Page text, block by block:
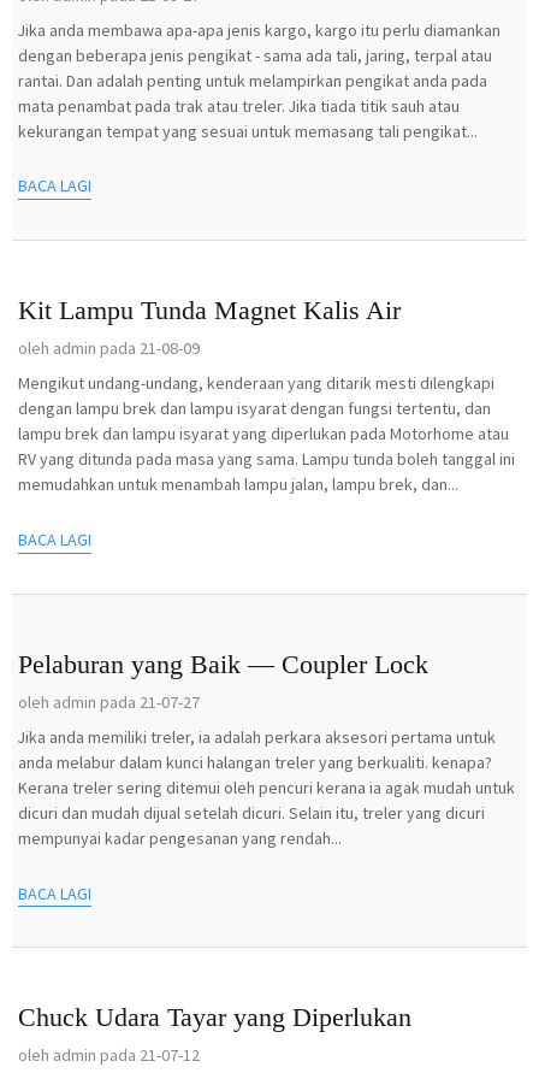
Jika anda membawa apa-apa jenis kargo, kargo itu perlu diamankan
dengan beberapa jenis pengikat - sama ada tali, jaring, terpal atau
rantai. Dan adalah penting untuk melampirkan pengikat anda pada
mata penambat pada trak atau treler. Jika tiada titik sauh atau
kekurangan tempat yang sesuai untuk memasang tali pengikat...
BACA LAGI
Kit Lampu Tunda Magnet Kalis Air
oleh admin pada 21-08-09
Mengikut undang-undang, kenderaan yang ditarik mesti dilengkapi
dengan lampu brek dan lampu isyarat dengan fungsi tertentu, dan
lampu brek dan lampu isyarat yang diperlukan pada Motorhome atau
RV yang ditunda pada masa yang sama. Lampu tunda boleh tanggal ini
memudahkan untuk menambah lampu jalan, lampu brek, dan...
BACA LAGI
Pelaburan yang Baik — Coupler Lock
oleh admin pada 21-07-27
Jika anda memiliki treler, ia adalah perkara aksesori pertama untuk
anda melabur dalam kunci halangan treler yang berkualiti. kenapa?
Kerana treler sering ditemui oleh pencuri kerana ia agak mudah untuk
dicuri dan mudah dijual setelah dicuri. Selain itu, treler yang dicuri
mempunyai kadar pengesanan yang rendah...
BACA LAGI
Chuck Udara Tayar yang Diperlukan
oleh admin pada 21-07-12